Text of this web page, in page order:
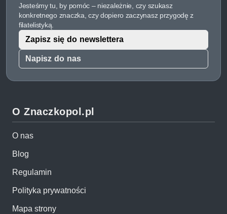
Jesteśmy tu, by pomóc – niezależnie, czy szukasz
konkretnego znaczka, czy dopiero zaczynasz przygodę z
filatelistyką.
Napisz do nas
Zapisz się do newslettera
O Znaczkopol.pl
O nas
Blog
Regulamin
Polityka prywatności
Mapa strony